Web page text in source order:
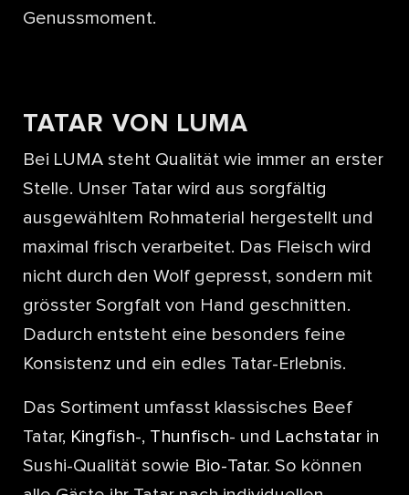
Genussmoment.
TATAR VON LUMA
Bei LUMA steht Qualität wie immer an erster
Stelle. Unser Tatar wird aus sorgfältig
ausgewähltem Rohmaterial hergestellt und
maximal frisch verarbeitet. Das Fleisch wird
nicht durch den Wolf gepresst, sondern mit
grösster Sorgfalt von Hand geschnitten.
Dadurch entsteht eine besonders feine
Konsistenz und ein edles Tatar-Erlebnis.
Das Sortiment umfasst klassisches Beef
Tatar, Kingfish-, Thunfisch- und Lachstatar in
Sushi-Qualität sowie Bio-Tatar. So können